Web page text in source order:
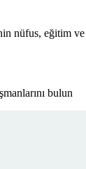
nüfus, eğitim
bulun